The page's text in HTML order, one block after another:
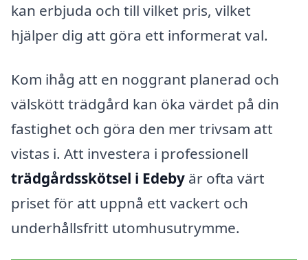
kan erbjuda och till vilket pris, vilket
hjälper dig att göra ett informerat val.
Kom ihåg att en noggrant planerad och
välskött trädgård kan öka värdet på din
fastighet och göra den mer trivsam att
vistas i. Att investera i professionell
trädgårdsskötsel i Edeby är ofta värt
priset för att uppnå ett vackert och
underhållsfritt utomhusutrymme.